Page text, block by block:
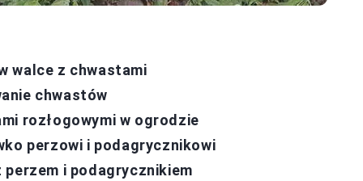
walce z chwastami
chwastów
rozłogowymi w ogrodzie
perzowi i podagrycznikowi
i podagrycznikiem